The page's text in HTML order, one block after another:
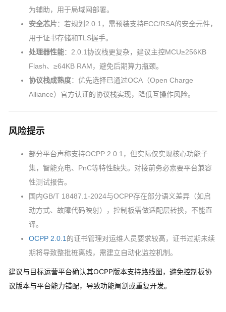
为辅助，用于局域网部署。
安全芯片：若规划2.0.1，需预装支持ECC/RSA的安全元件，
用于证书存储和TLS握手。
处理器性能：2.0.1协议栈更复杂，建议主控MCU≥256KB
Flash、≥64KB RAM，避免后期算力瓶颈。
协议栈成熟度：优先选择已通过OCA（Open Charge
Alliance）官方认证的协议栈实现，降低互操作风险。
风险提示
部分平台声称支持OCPP 2.0.1，但实际仅实现核心功能子
集，智能充电、PnC等特性缺失。对接前务必索要平台兼容
性测试报告。
国内GB/T 18487.1-2024与OCPP存在部分语义差异（如启
动方式、故障代码映射），控制板需做适配层转换，不能直
译。
OCPP 2.0.1 的证书管理对运维人员要求较高，证书过期未续
期将导致整批桩离线，需建立自动化监控机制。
建议与目标运营平台确认其OCPP版本支持路线图，避免控制板协
议版本与平台能力错配，导致功能阉割或重复开发。